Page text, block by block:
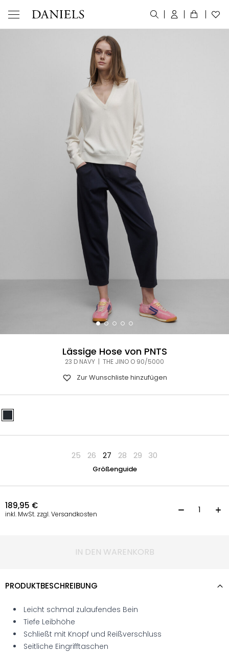
Lässige Hose von PNTS
23 D NAVY | THE JINO O 90/5000
Zur Wunschliste hinzufügen
25 26 27 28 29 30
Größenguide
189,95 €
inkl. MwSt. zzgl. Versandkosten
IN DEN WARENKORB
PRODUKTBESCHREIBUNG
Leicht schmal zulaufendes Bein
Tiefe Leibhöhe
Schließt mit Knopf und Reißverschluss
Seitliche Eingrifftaschen